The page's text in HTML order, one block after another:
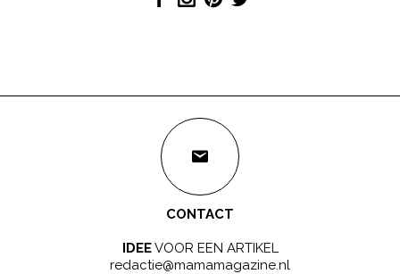
CONTACT
IDEEVOOR EEN ARTIKEL
redactie@mamamagazine.nl